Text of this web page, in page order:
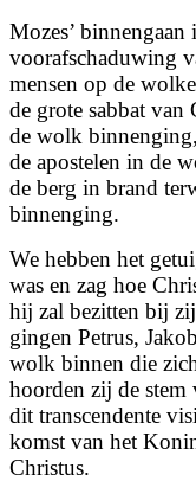
Mozes’
voorafschaduwing
mensen op de
de grote sabbat
de wolk
de apostelen in de
de berg in brand
binnenging.
We hebben het
was en zag hoe
hij zal bezitten bij
gingen Petrus,
wolk binnen die
hoorden zij de stem
dit transcendente
komst van het
Christus.